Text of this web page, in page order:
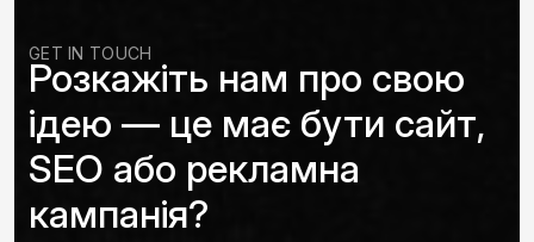
GET IN TOUCH
Розкажіть нам про свою
ідею — це має бути сайт,
SEO або рекламна
кампанія?